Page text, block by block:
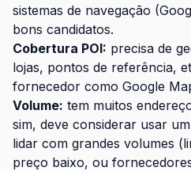
sistemas de navegação
bons candidatos.
Cobertura POI: precisa de
lojas, pontos de referência,
fornecedor como Google
Volume: tem muitos
sim, deve considerar usar
lidar com grandes volumes
preço baixo, ou